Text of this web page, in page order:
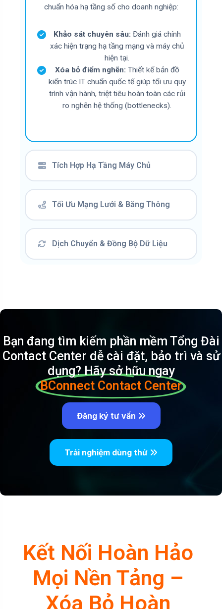
chuẩn hóa hạ tầng số cho doanh nghiệp:
Khảo sát chuyên sâu: Đánh giá chính
xác hiện trạng hạ tầng mạng và máy chủ
hiện tại.
Xóa bỏ điểm nghẽn: Thiết kế bản đồ
kiến trúc IT chuẩn quốc tế giúp tối ưu quy
trình vận hành, triệt tiêu hoàn toàn các rủi
ro nghẽn hệ thống (bottlenecks).
Tích Hợp Hạ Tầng Máy Chủ
Tối Ưu Mạng Lưới & Băng Thông
Dịch Chuyển & Đồng Bộ Dữ Liệu
Bạn đang tìm kiếm phần mềm Tổng Đài
Contact Center dễ cài đặt, bảo trì và sử
dụng? Hãy sở hữu ngay
BConnect Contact Center
Đăng ký tư vấn
Trải nghiệm dùng thử
Kết Nối Hoàn Hảo
Mọi Nền Tảng –
Xóa Bỏ Hoàn